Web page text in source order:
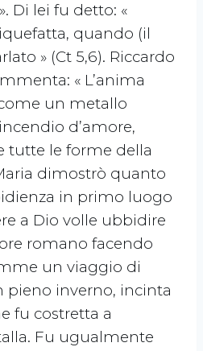
Di lei fu detto: «
quando (il
» (Ct 5,6). Riccardo
« L’anima
un metallo
d’amore,
tutte le forme della
dimostrò quanto
in primo luogo
a Dio volle ubbidire
romano facendo
un viaggio di
pieno inverno, incinta
fu costretta a
Fu ugualmente